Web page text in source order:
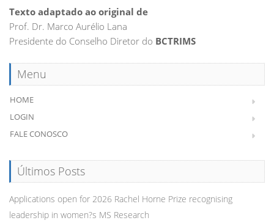
Texto adaptado ao original de
Prof. Dr. Marco Aurélio Lana
Presidente do Conselho Diretor do BCTRIMS
Menu
HOME
LOGIN
FALE CONOSCO
Últimos Posts
Applications open for 2026 Rachel Horne Prize recognising
leadership in women?s MS Research